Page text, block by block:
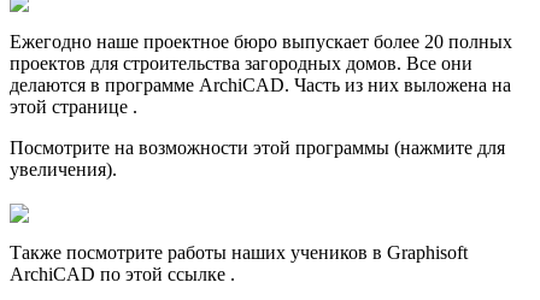
Ежегодно наше проектное бюро выпускает более 20 полных
проектов для строительства загородных домов. Все они
делаются в программе ArchiCAD. Часть из них выложена на
этой странице .
Посмотрите на возможности этой программы (нажмите для
увеличения).
Также посмотрите работы наших учеников в Graphisoft
ArchiCAD по этой ссылке .